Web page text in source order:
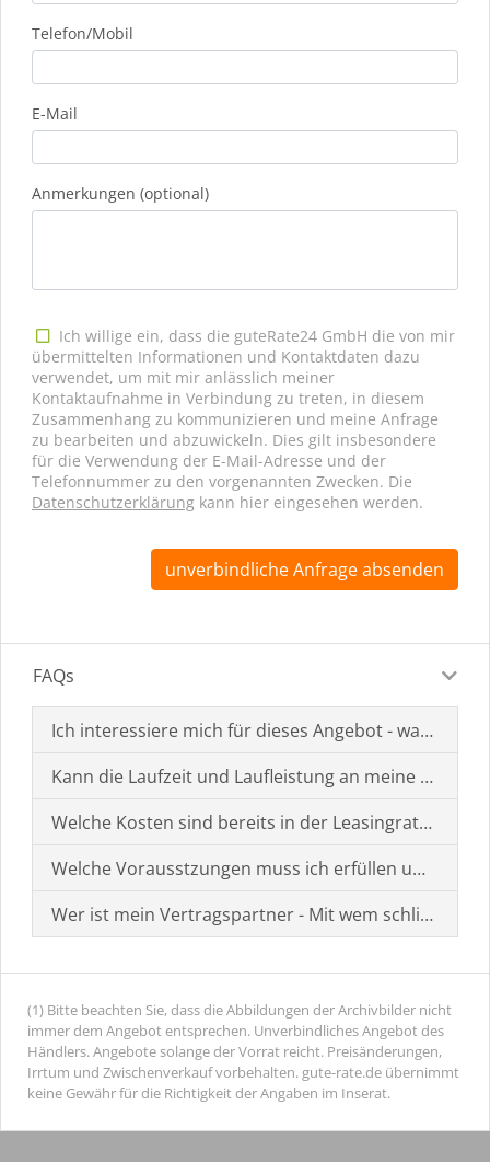
Telefon/Mobil
E-Mail
Anmerkungen (optional)
Ich willige ein, dass die guteRate24 GmbH die von mir
übermittelten Informationen und Kontaktdaten dazu
verwendet, um mit mir anlässlich meiner
Kontaktaufnahme in Verbindung zu treten, in diesem
Zusammenhang zu kommunizieren und meine Anfrage
zu bearbeiten und abzuwickeln. Dies gilt insbesondere
für die Verwendung der E-Mail-Adresse und der
Telefonnummer zu den vorgenannten Zwecken. Die
Datenschutzerklärung kann hier eingesehen werden.
unverbindliche Anfrage absenden
FAQs
Ich interessiere mich für dieses Angebot - was muss
Kann die Laufzeit und Laufleistung an meine
Welche Kosten sind bereits in der Leasingrate
Welche Vorausstzungen muss ich erfüllen um einen
Wer ist mein Vertragspartner - Mit wem schließe ich
(1) Bitte beachten Sie, dass die Abbildungen der Archivbilder nicht
immer dem Angebot entsprechen. Unverbindliches Angebot des
Händlers. Angebote solange der Vorrat reicht. Preisänderungen,
Irrtum und Zwischenverkauf vorbehalten. gute-rate.de übernimmt
keine Gewähr für die Richtigkeit der Angaben im Inserat.